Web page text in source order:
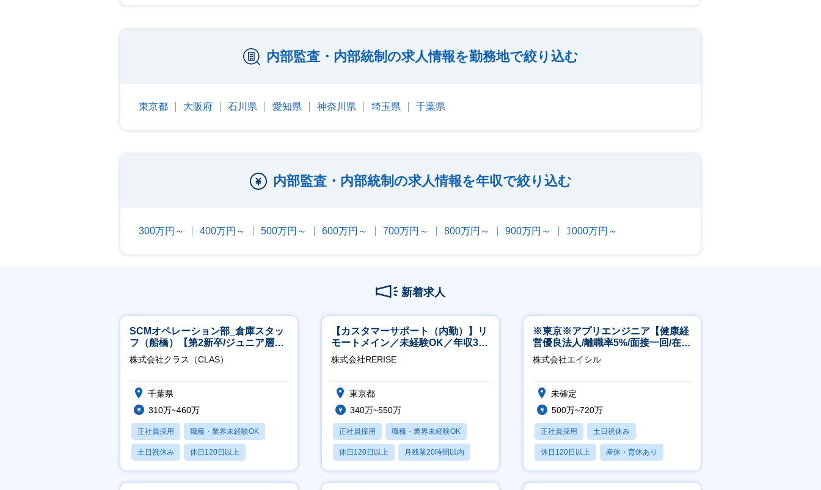
内部監査・内部統制の求人情報を勤務地で絞り込む
東京都 大阪府 石川県 愛知県 神奈川県 埼玉県 千葉県
内部監査・内部統制の求人情報を年収で絞り込む
300万円～ 400万円～ 500万円～ 600万円～ 700万円～ 800万円～ 900万円～ 1000万円～
新着求人
SCMオペレーション部_倉庫スタッ
フ（船橋）【第2新卒/ジュニア層歓
迎】
株式会社クラス（CLAS）
千葉県
310万~460万
正社員採用 職種・業界未経験OK
土日祝休み 休日120日以上
産休・育休あり
【カスタマーサポート（内勤）】リ
モートメイン／未経験OK／年収340
万～／年間休日125日
株式会社RERISE
東京都
340万~550万
正社員採用 職種・業界未経験OK
休日120日以上 月残業20時間以内
賞与あり
※東京※アプリエンジニア【健康経
営優良法人/離職率5%/面接一回/在宅
有/完休2日/上流案件多数】
株式会社エイシル
未確定
500万~720万
正社員採用 土日祝休み
休日120日以上 産休・育休あり
月残業20時間以内